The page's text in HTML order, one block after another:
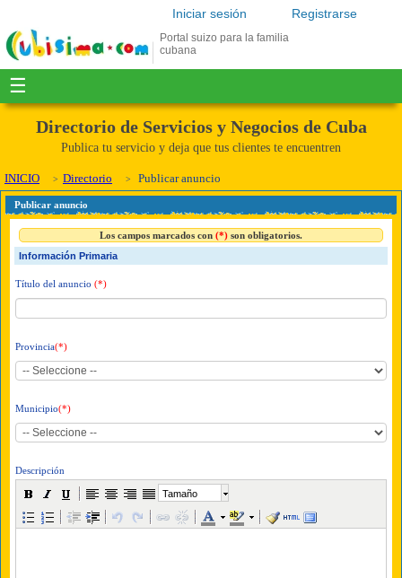
Registrarse
Iniciar sesión
Portal suizo para la familia
cubana
☰
Directorio de Servicios y Negocios de Cuba
Publica tu servicio y deja que tus clientes te encuentren
INICIO Directorio Publicar anuncio
Publicar anuncio
Los campos marcados con (*) son obligatorios.
Información Primaria
Título del anuncio (*)
Provincia(*)
Municipio(*)
Descripción
Tamaño